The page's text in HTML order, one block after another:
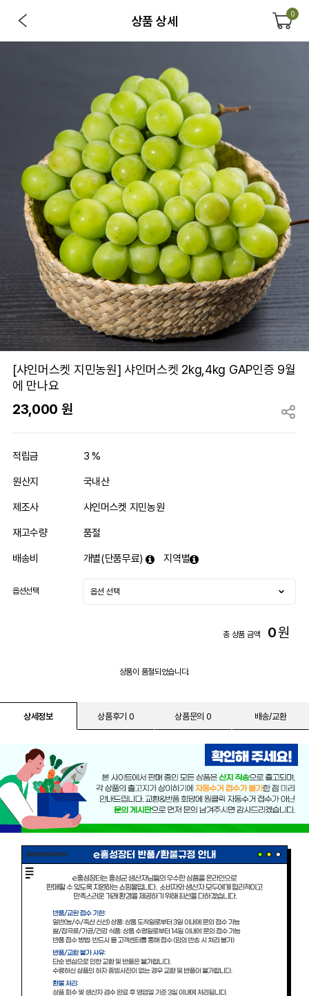
상품 상세 0
[샤인머스켓 지민농원] 샤인머스켓 2kg,4kg GAP인증 9월
에 만나요
23,000 원
적립금 3 %
원산지 국내산
제조사 샤인머스켓 지민농원
재고수량 품절
배송비 개별(단품무료) 지역별
옵션선택
총 상품 금액 0원
상품이 품절되었습니다.
상세정보 상품후기 0 상품문의 0 배송/교환